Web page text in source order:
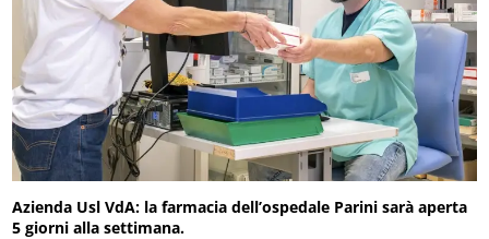
Azienda Usl VdA: la farmacia dell’ospedale Parini sarà aperta
5 giorni alla settimana.